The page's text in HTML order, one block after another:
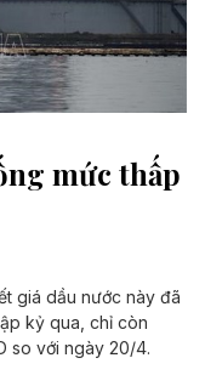
mức thấp
giá dầu nước này đã
kỷ qua, chỉ còn
so với ngày 20/4.